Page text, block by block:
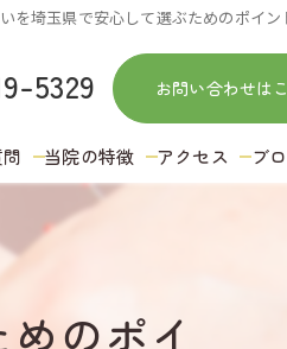
を埼玉県で安心して選ぶためのポイン
5329 お問い合わせは
当院の特徴 アクセス ブ
のポイ